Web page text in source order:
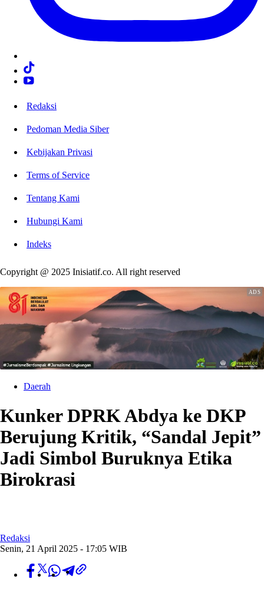
Redaksi
Pedoman Media Siber
Kebijakan Privasi
Terms of Service
Tentang Kami
Hubungi Kami
Indeks
Copyright @ 2025 Inisiatif.co. All right reserved
Daerah
Kunker DPRK Abdya ke DKP
Berujung Kritik, “Sandal Jepit”
Jadi Simbol Buruknya Etika
Birokrasi
Redaksi
Senin, 21 April 2025 - 17:05 WIB